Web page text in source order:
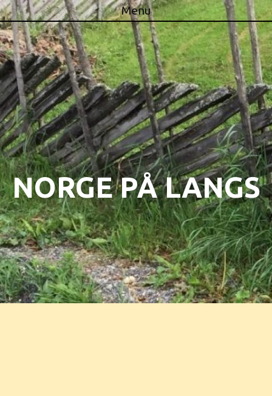
Menu
Skip to content
NORGE PÅ LANGS